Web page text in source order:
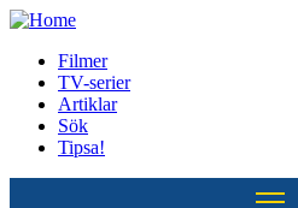
Hoppa
huvudinnehåll
Huvudmeny
Filmer
TV-serier
Artiklar
Sök
Tipsa!